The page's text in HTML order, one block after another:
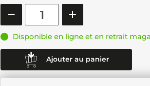
Disponible en ligne et en retrait
Ajouter au panier